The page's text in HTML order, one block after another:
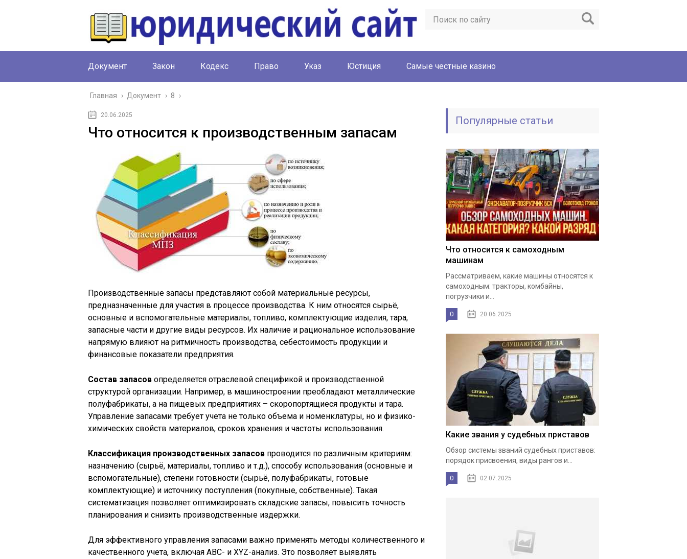
Документ Закон Кодекс Право Указ Юстиция Cамые честные казино
Главная › Документ › 8 ›
20.06.2025
Что относится к производственным запасам
Производственные запасы представляют собой материальные ресурсы,
предназначенные для участия в процессе производства. К ним относятся сырьё,
основные и вспомогательные материалы, топливо, комплектующие изделия, тара,
запасные части и другие виды ресурсов. Их наличие и рациональное использование
напрямую влияют на ритмичность производства, себестоимость продукции и
финансовые показатели предприятия.
Состав запасов определяется отраслевой спецификой и производственной
структурой организации. Например, в машиностроении преобладают металлические
полуфабрикаты, а на пищевых предприятиях – скоропортящиеся продукты и тара.
Управление запасами требует учета не только объема и номенклатуры, но и физико-
химических свойств материалов, сроков хранения и частоты использования.
Классификация производственных запасов проводится по различным критериям:
назначению (сырьё, материалы, топливо и т.д.), способу использования (основные и
вспомогательные), степени готовности (сырьё, полуфабрикаты, готовые
комплектующие) и источнику поступления (покупные, собственные). Такая
систематизация позволяет оптимизировать складские запасы, повысить точность
планирования и снизить производственные издержки.
Для эффективного управления запасами важно применять методы количественного и
качественного учета, включая АВС- и XYZ-анализ. Это позволяет выявлять
Популярные статьи
Что относится к самоходным
машинам
Рассматриваем, какие машины относятся к
самоходным: тракторы, комбайны,
погрузчики и...
0 20.06.2025
Какие звания у судебных приставов
Обзор системы званий судебных приставов:
порядок присвоения, виды рангов и...
0 02.07.2025